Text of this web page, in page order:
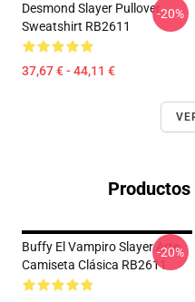
Desmond Slayer Pullover
Sweatshirt RB2611
37,67 € - 44,11 €
-20%
Buffy El Vampiro Slayer Arte
Camiseta Clásica RB2611
-20%